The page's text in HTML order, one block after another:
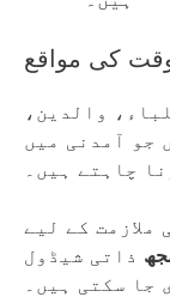
کی مواقع
والدین،
جو آمدنی میں
چاہتے ہیں۔
ملازمت کے لیے
ذاتی شیڈول
جا سکتی ہیں۔